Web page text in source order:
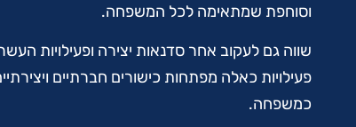
וסוחפת שמתאימה לכל המשפחה.
שווה גם לעקוב אחר סדנאות יצירה ופעילויות
פעילויות כאלה מפתחות כישורים חברתיים
כמשפחה.